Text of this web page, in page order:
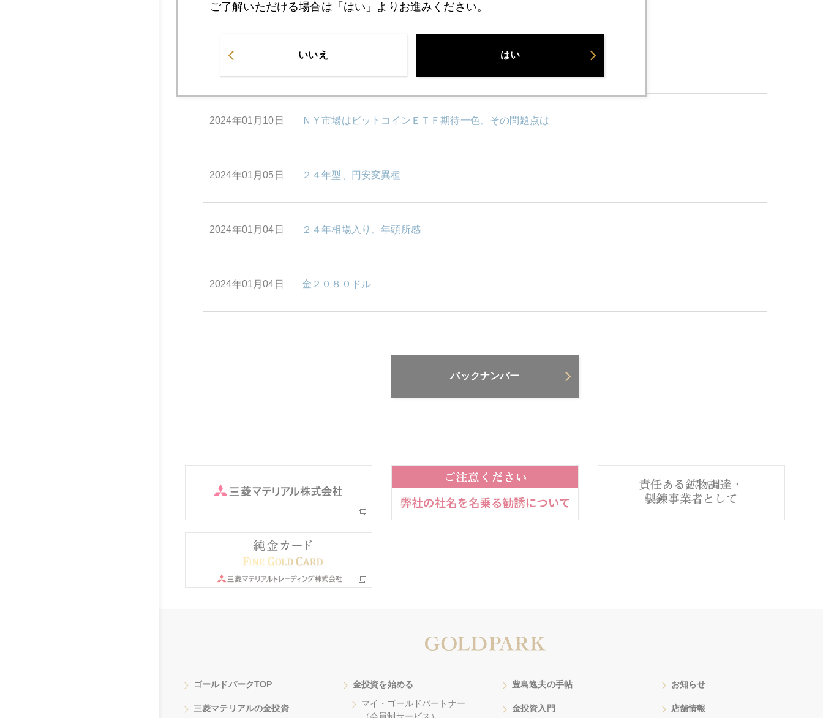
2024年01月12日 いきなりの日本株高騰に戸惑うＮＩＳＡ初心者
2024年01月10日 ＮＹ市場はビットコインＥＴＦ期待一色、その問題点は
2024年01月05日 ２４年型、円安変異種
2024年01月04日 ２４年相場入り、年頭所感
2024年01月04日 金２０８０ドル
バックナンバー
ゴールドパークTOP
三菱マテリアルの金投資
金投資を始める
マイ・ゴールドパートナー
豊島逸夫の手帖
金投資入門
お知らせ
店舗情報
ご了解いただける場合は「はい」よりお進みください。
いいえ はい